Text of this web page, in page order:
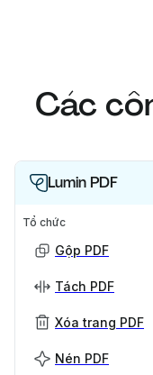
Các
Lumin PDF
Tổ chức
Gộp PDF
Tách PDF
Xóa trang PDF
Nén PDF